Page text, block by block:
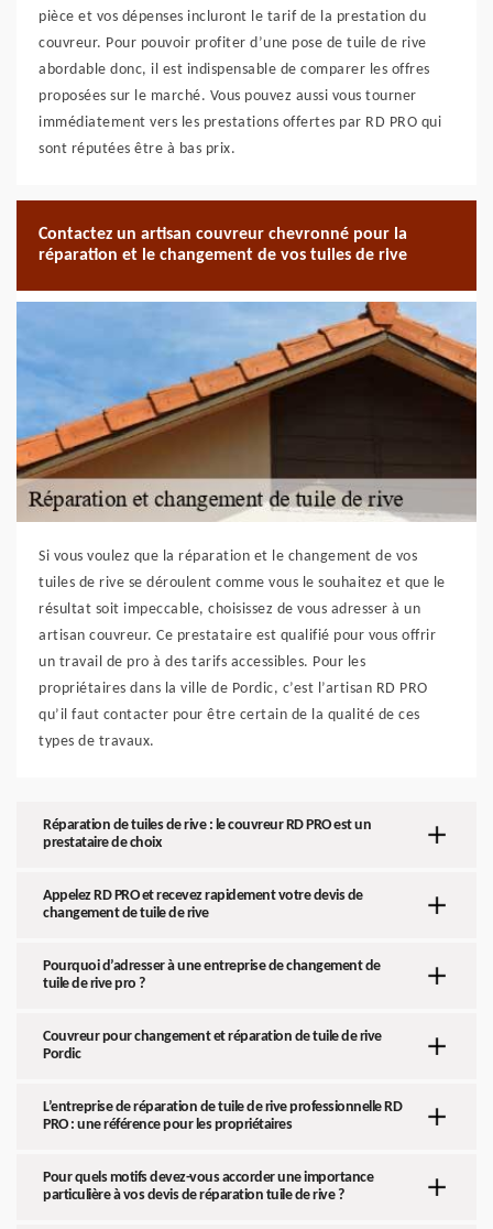
pièce et vos dépenses incluront le tarif de la prestation du
couvreur. Pour pouvoir profiter d’une pose de tuile de rive
abordable donc, il est indispensable de comparer les offres
proposées sur le marché. Vous pouvez aussi vous tourner
immédiatement vers les prestations offertes par RD PRO qui
sont réputées être à bas prix.
Contactez un artisan couvreur chevronné pour la
réparation et le changement de vos tuiles de rive
Si vous voulez que la réparation et le changement de vos
tuiles de rive se déroulent comme vous le souhaitez et que le
résultat soit impeccable, choisissez de vous adresser à un
artisan couvreur. Ce prestataire est qualifié pour vous offrir
un travail de pro à des tarifs accessibles. Pour les
propriétaires dans la ville de Pordic, c’est l’artisan RD PRO
qu’il faut contacter pour être certain de la qualité de ces
types de travaux.
Réparation de tuiles de rive : le couvreur RD PRO est un
prestataire de choix
Appelez RD PRO et recevez rapidement votre devis de
changement de tuile de rive
Pourquoi d’adresser à une entreprise de changement de
tuile de rive pro ?
Couvreur pour changement et réparation de tuile de rive
Pordic
L’entreprise de réparation de tuile de rive professionnelle RD
PRO : une référence pour les propriétaires
Pour quels motifs devez-vous accorder une importance
particulière à vos devis de réparation tuile de rive ?